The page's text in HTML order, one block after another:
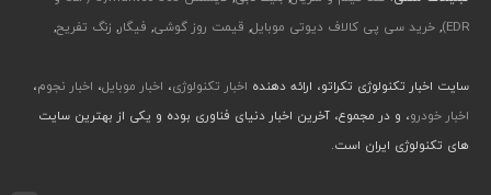
EDR)
, خرید سی پی کالاف دیوتی موبایل, قیمت روز گوشی, فیگار, زنگ تفریح,
سایت اخبار تکنولوژی تکراتو، ارائه دهنده اخبار تکنولوژی، اخبار موبایل، اخبار نجوم،
اخبار خودرو، و در مجموع، آخرین اخبار دنیای فناوری بوده و یکی از بهترین سایت
های تکنولوژی ایران است.